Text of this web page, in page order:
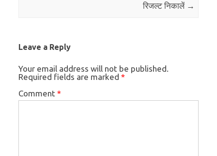
रिजल्ट निकालें →
Leave a Reply
Your email address will not be published.
Required fields are marked *
Comment *